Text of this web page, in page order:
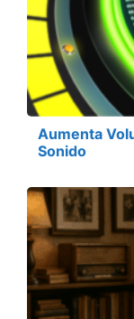
Aumenta
Sonido